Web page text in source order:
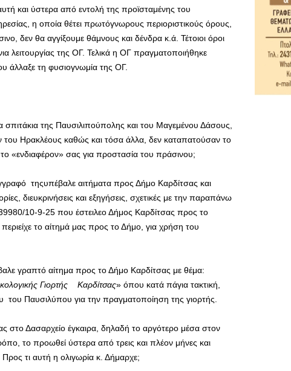
και ύστερα από εντολή της προϊσταμένης του
η οποία θέτει πρωτόγνωρους περιοριστικούς όρους,
δεν θα αγγίξουμε θάμνους και δένδρα κ.ά. Τέτοιοι όροι
λειτουργίας της ΟΓ. Τελικά η ΟΓ πραγματοποιήθηκε
άλλαξε τη φυσιογνωμία της ΟΓ.
σπιτάκια της Παυσιλιπούπολης και του Μαγεμένου Δάσους,
Ηρακλέους καθώς και τόσα άλλα, δεν καταπατούσαν το
«ενδιαφέρον» σας για προστασία του πράσινου;
τηςυπέβαλε αιτήματα προς Δήμο Καρδίτσας και
διευκρινήσεις και εξηγήσεις, σχετικές με την παραπάνω
10-9-25 που έστειλεο Δήμος Καρδίτσας προς το
το αίτημά μας προς το Δήμο, για χρήση του
γραπτό αίτημα προς το Δήμο Καρδίτσας με θέμα:
Γιορτής Καρδίτσας» όπου κατά πάγια τακτική,
του Παυσιλύπου για την πραγματοποίηση της γιορτής.
στο Δασαρχείο έγκαιρα, δηλαδή το αργότερο μέσα στον
το προωθεί ύστερα από τρεις και πλέον μήνες και
τι αυτή η ολιγωρία κ. Δήμαρχε;